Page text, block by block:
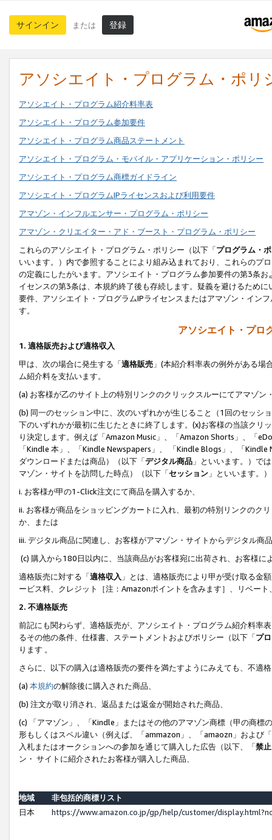
サインイン または 登録
アソシエイト・プログラム・ポリ
アソシエイト・プログラム紹介料率表
アソシエイト・プログラム参加要件
アソシエイト・プログラム商品ステートメント
アソシエイト・プログラム・モバイル・アプリケーション・ポリシー
アソシエイト・プログラム商標ガイドライン
アソシエイト・プログラムIPライセンスおよび利用要件
アマゾン・インフルエンサー・プログラム・ポリシー
アマゾン・クリエイター・アド・ブースト・プログラム・ポリシー
これらのアソシエイト・プログラム・ポリシー（以下「プログラム・
いいます。）内で参照することにより組み込まれており、これらのプ
の定義にしたがいます。アソシエイト・プログラム参加要件の第3条
イセンスの第3条は、本規約終了後も存続します。疑義を避けるため
要件、アソシエイト・プログラムIPライセンスまたはアマゾン・イン
す。
アソシエイト・プロ
1. 適格販売および適格収入
甲は、次の場合に発生する「適格販売 」(本紹介料率表の例外がある
ム紹介料を支払います。
(a) お客様が乙のサイト上の特別リンクのクリックスルーにてアマゾン
(b) 同一のセッション中に、次のいずれかが生じること（1回のセッシ
下のいずれかが最初に生じたときに終了します。(x)お客様の当該ク
り決定します。例えば「Amazon Music」、「Amazon Shorts」、「
「Kindle 本」、「Kindle Newspapers」、 「Kindle Blogs」、「
ダウンロードまたは商品）（以下「デジタル商品 」といいます。）で
マゾン・サイトを訪問した時点）（以下「セッション 」といいます。
i. お客様が甲の1-Click注文にて商品を購入するか、
ii. お客様が商品をショッピングカートに入れ、最初の特別リンクのク
か、または
iii. デジタル商品に関連し、お客様がアマゾン・サイトからデジタル
(c) 購入から180日以内に、当該商品がお客様宛に出荷され、お客様
適格販売に対する「適格収入 」とは、適格販売により甲が受け取る金
ービス料、クレジット［注：Amazonポイントを含みます］、リベー
2. 不適格販売
前記にも関わらず、適格販売が、アソシエイト・プログラム紹介料率
るその他の条件、仕様書、ステートメントおよびポリシー（以下「プ
ります 。
さらに、以下の購入は適格販売の要件を満たすようにみえても、不適
(a) 本規約の解除後に購入された商品、
(b) 注文が取り消され、返品または返金が開始された商品、
(c) 「アマゾン」、「Kindle」またはその他のアマゾン商標（甲の商
形もしくはスペル違い（例えば、「ammazon」、「amaozn」および
入札またはオークションへの参加を通じて購入した広告（以下、「禁
ン・ サイトに紹介されたお客様が購入した商品、
地域
非包括的商標リスト
日本
https://www.amazon.co.jp/gp/help/customer/